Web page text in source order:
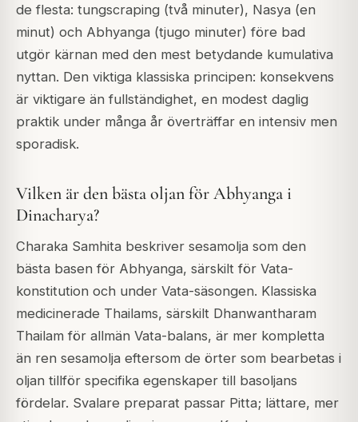
de flesta: tungscraping (två minuter), Nasya (en
minut) och Abhyanga (tjugo minuter) före bad
utgör kärnan med den mest betydande kumulativa
nyttan. Den viktiga klassiska principen: konsekvens
är viktigare än fullständighet, en modest daglig
praktik under många år överträffar en intensiv men
sporadisk.
Vilken är den bästa oljan för Abhyanga i
Dinacharya?
Charaka Samhita beskriver sesamolja som den
bästa basen för Abhyanga, särskilt för Vata-
konstitution och under Vata-säsongen. Klassiska
medicinerade Thailams, särskilt Dhanwantharam
Thailam för allmän Vata-balans, är mer kompletta
än ren sesamolja eftersom de örter som bearbetas i
oljan tillför specifika egenskaper till basoljans
fördelar. Svalare preparat passar Pitta; lättare, mer